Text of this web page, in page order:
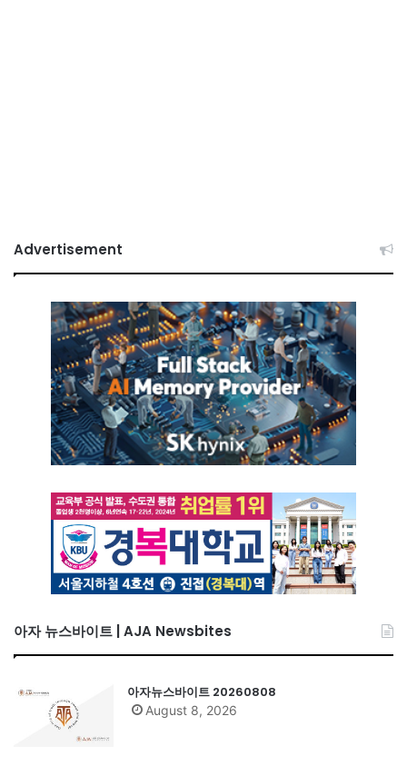
Advertisement
아자 뉴스바이트 | AJA Newsbites
아자뉴스바이트 20260808
August 8, 2026